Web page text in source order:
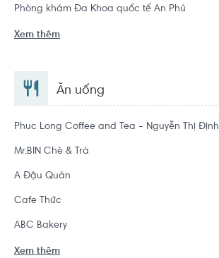
Phòng khám Đa Khoa quốc tế An Phú
Xem thêm
Ăn uống
Phuc Long Coffee and Tea - Nguyễn Thị Định
Mr.BIN Chè & Trà
A Đậu Quán
Cafe Thức
ABC Bakery
Xem thêm